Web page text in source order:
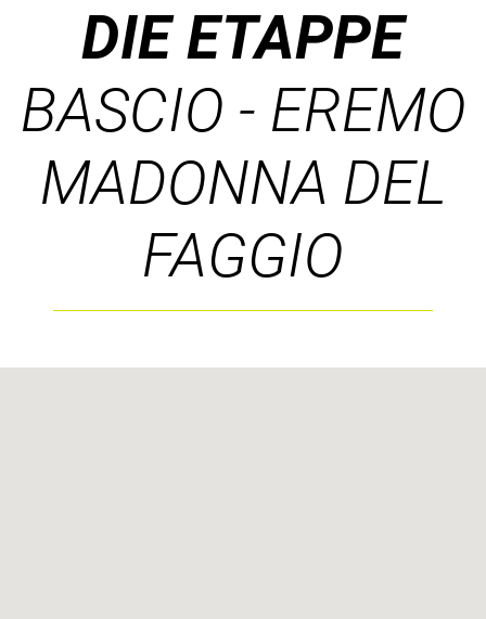
DIE ETAPPE
BASCIO - EREMO
MADONNA DEL
FAGGIO